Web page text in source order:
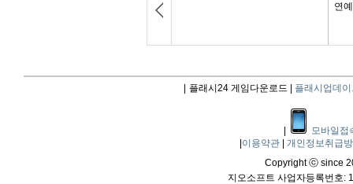
플래시24 게임다운로드 | 플래시업데이
모바일접
이용약관
개인정보취급
Copyright ⓒ since
지오소프트 사업자등록번호: